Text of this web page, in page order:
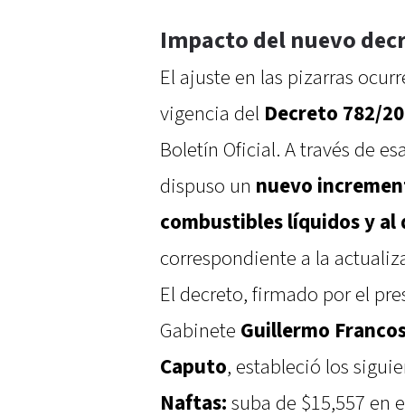
Impacto del nuevo
El ajuste en las pizarras
vigencia del Decreto 782/
Boletín Oficial. A través de
dispuso un nuevo
combustibles líquidos y al
correspondiente a la
El decreto, firmado por el
Gabinete Guillermo
Caputo, estableció los
Naftas: suba de $15,557 en